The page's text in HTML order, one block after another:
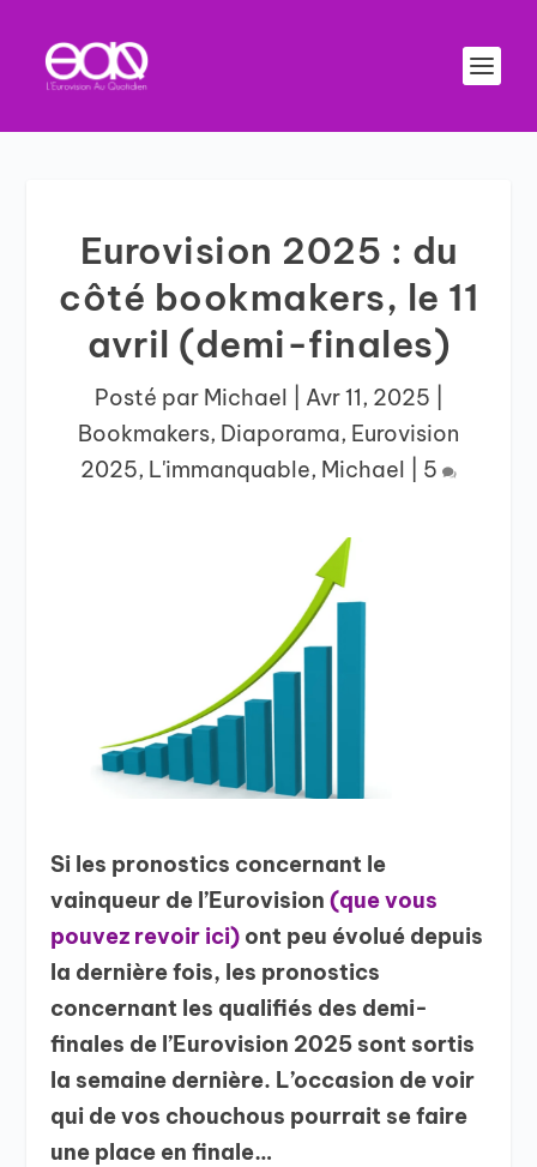
Eurovision 2025 : du
côté bookmakers, le 11
avril (demi-finales)
Posté par Michael Avr 11, 2025
Bookmakers, Diaporama, Eurovision
2025, L'immanquable, Michael 5
Si les pronostics concernant le
vainqueur de l’Eurovision(que vous
pouvez revoir ici) ont peu évolué depuis
la dernière fois, les pronostics
concernant les qualifiés des demi-
finales de l’Eurovision 2025 sont sortis
la semaine dernière. L’occasion de voir
qui de vos chouchous pourrait se faire
une place en finale…